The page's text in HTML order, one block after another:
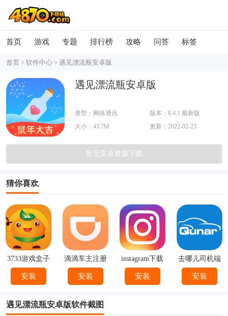
首页 游戏 专题 排行榜 攻略 问答 标签
首页 > 软件中心 > 遇见漂流瓶安卓版
遇见漂流瓶安卓版
类型：网络通讯
版本：8.4.1 最新版
大小：43.7M
更新：2022-02-23
暂无安卓资源下载
猜你喜欢
3733游戏盒子
安装
滴滴车主注册
下载
安装
instagram下载
官方
安装
去哪儿司机端
下载安装
安装
遇见漂流瓶安卓版软件截图